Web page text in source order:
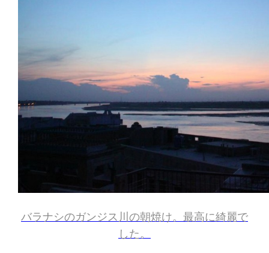
バラナシのガンジス川の朝焼け。最高に綺麗で
した。